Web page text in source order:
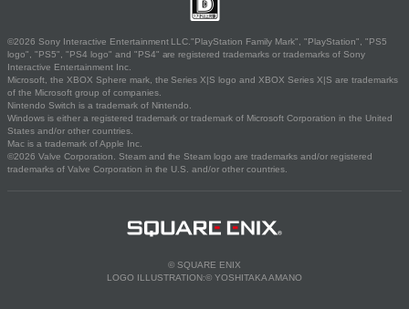
©2026 Sony Interactive Entertainment LLC."PlayStation Family Mark", "PlayStation", "PS5
logo", "PS5", "PS4 logo" and "PS4" are registered trademarks or trademarks of Sony
Interactive Entertainment Inc.
Microsoft, the XBOX Sphere mark, the Series X|S logo and XBOX Series X|S are trademarks
of the Microsoft group of companies.
Nintendo Switch is a trademark of Nintendo.
Windows is either a registered trademark or trademark of Microsoft Corporation in the United
States and/or other countries.
Mac is a trademark of Apple Inc.
©2026 Valve Corporation. Steam and the Steam logo are trademarks and/or registered
trademarks of Valve Corporation in the U.S. and/or other countries.
© SQUARE ENIX
LOGO ILLUSTRATION:© YOSHITAKA AMANO